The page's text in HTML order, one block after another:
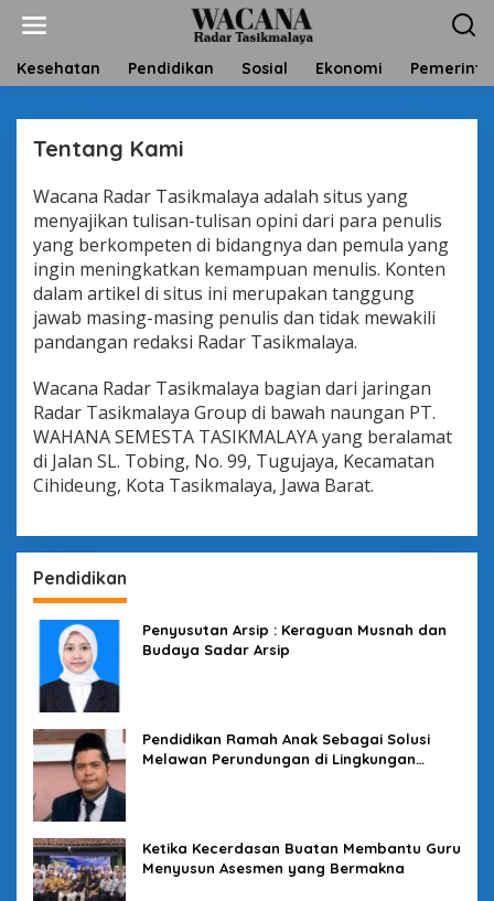
t
Kesehatan Pendidikan Sosial Ekonomi
Tentang Kami
|
N
O
V
E
M
E
R
2
2
2
O
L
E
H
A
D
N
Wacana Radar Tasikmalaya adalah situs yang
menyajikan tulisan-tulisan opini dari para penulis
yang berkompeten di bidangnya dan pemula yang
ingin meningkatkan kemampuan menulis. Konten
dalam artikel di situs ini merupakan tanggung
jawab masing-masing penulis dan tidak mewakili
pandangan redaksi Radar Tasikmalaya.
Wacana Radar Tasikmalaya bagian dari jaringan
Radar Tasikmalaya Group di bawah naungan PT.
WAHANA SEMESTA TASIKMALAYA yang beralamat
di Jalan SL. Tobing, No. 99, Tugujaya, Kecamatan
Cihideung, Kota Tasikmalaya, Jawa Barat.
Pendidikan
Penyusutan Arsip : Keraguan Musnah dan
Budaya Sadar Arsip
Pendidikan Ramah Anak Sebagai Solusi
Melawan Perundungan di Lingkungan
Ketika Kecerdasan Buatan Membantu Guru
Menyusun Asesmen yang Bermakna